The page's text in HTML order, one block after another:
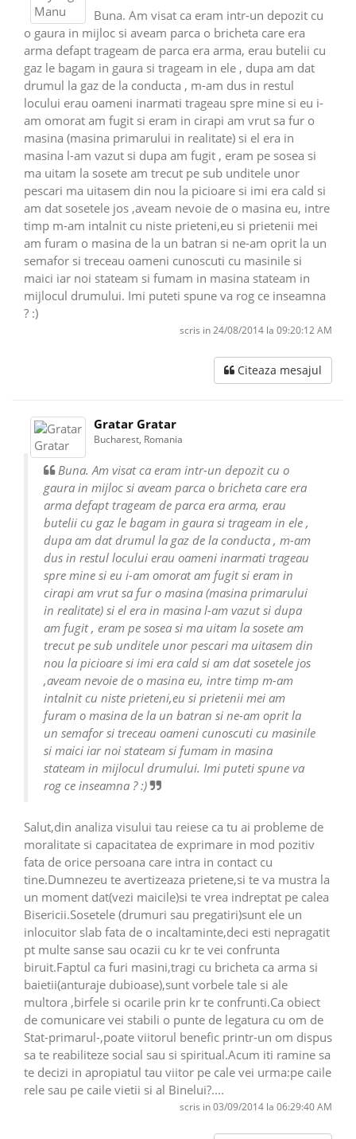
Buna. Am visat ca eram intr-un depozit cu
o gaura in mijloc si aveam parca o bricheta care era
arma defapt trageam de parca era arma, erau butelii cu
gaz le bagam in gaura si trageam in ele , dupa am dat
drumul la gaz de la conducta , m-am dus in restul
locului erau oameni inarmati trageau spre mine si eu i-
am omorat am fugit si eram in cirapi am vrut sa fur o
masina (masina primarului in realitate) si el era in
masina l-am vazut si dupa am fugit , eram pe sosea si
ma uitam la sosete am trecut pe sub unditele unor
pescari ma uitasem din nou la picioare si imi era cald si
am dat sosetele jos ,aveam nevoie de o masina eu, intre
timp m-am intalnit cu niste prieteni,eu si prietenii mei
am furam o masina de la un batran si ne-am oprit la un
semafor si treceau oameni cunoscuti cu masinile si
maici iar noi stateam si fumam in masina stateam in
mijlocul drumului. Imi puteti spune va rog ce inseamna
? :)
scris in 24/08/2014 la 09:20:12 AM
Citeaza mesajul
Gratar Gratar
Bucharest, Romania
Buna. Am visat ca eram intr-un depozit cu o
gaura in mijloc si aveam parca o bricheta care era
arma defapt trageam de parca era arma, erau
butelii cu gaz le bagam in gaura si trageam in ele ,
dupa am dat drumul la gaz de la conducta , m-am
dus in restul locului erau oameni inarmati trageau
spre mine si eu i-am omorat am fugit si eram in
cirapi am vrut sa fur o masina (masina primarului
in realitate) si el era in masina l-am vazut si dupa
am fugit , eram pe sosea si ma uitam la sosete am
trecut pe sub unditele unor pescari ma uitasem din
nou la picioare si imi era cald si am dat sosetele jos
,aveam nevoie de o masina eu, intre timp m-am
intalnit cu niste prieteni,eu si prietenii mei am
furam o masina de la un batran si ne-am oprit la
un semafor si treceau oameni cunoscuti cu masinile
si maici iar noi stateam si fumam in masina
stateam in mijlocul drumului. Imi puteti spune va
rog ce inseamna ? :)
Salut,din analiza visului tau reiese ca tu ai probleme de
moralitate si capacitatea de exprimare in mod pozitiv
fata de orice persoana care intra in contact cu
tine.Dumnezeu te avertizeaza prietene,si te va mustra la
un moment dat(vezi maicile)si te vrea indreptat pe calea
Bisericii.Sosetele (drumuri sau pregatiri)sunt ele un
inlocuitor slab fata de o incaltaminte,deci esti nepragatit
pt multe sanse sau ocazii cu kr te vei confrunta
biruit.Faptul ca furi masini,tragi cu bricheta ca arma si
baietii(anturaje dubioase),sunt vorbele tale si ale
multora ,birfele si ocarile prin kr te confrunti.Ca obiect
de comunicare vei stabili o punte de legatura cu om de
Stat-primarul-,poate viitorul benefic printr-un om dispus
sa te reabiliteze social sau si spiritual.Acum iti ramine sa
te decizi in apropiatul tau viitor pe cale vei urma:pe caile
rele sau pe caile vietii si al Binelui?....
scris in 03/09/2014 la 06:29:40 AM